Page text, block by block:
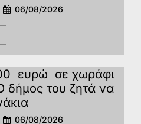
06/08/2026
ευρώ σε χωράφι
δήμος του ζητά να
06/08/2026